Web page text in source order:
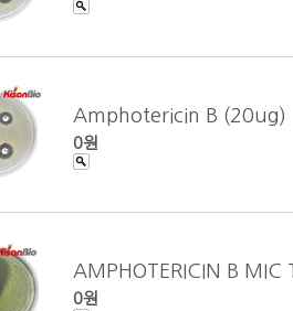
Amphotericin B (20ug)
0원
AMPHOTERICIN B
0원